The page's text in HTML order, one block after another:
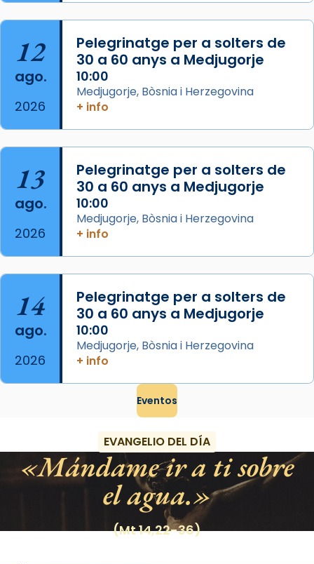
Acompanyant la història de sant Cugat, a
partir de l’Edat Mitjana sorgeix la tradició
que les santes Juliana (“relatiu a Júlia”) i
Semproniana (“relatiu a Semprònia =
eterna”) són deixebles seves. I l’any 1667, el
... Ver más
View on Facebook · Share
12
ago.
2026
Pelegrinatge per a solters de
30 a 60 anys a Medjugorje
10:00
Medjugorje, Bòsnia i Herzegovina
+ info
13
ago.
2026
Pelegrinatge per a solters de
30 a 60 anys a Medjugorje
10:00
Medjugorje, Bòsnia i Herzegovina
+ info
14
ago.
2026
Pelegrinatge per a solters de
30 a 60 anys a Medjugorje
10:00
Medjugorje, Bòsnia i Herzegovina
+ info
Eventos
EVANGELIO DEL DÍA
Mándame ir a ti sobre
el agua.
(Mt 14,22-36)